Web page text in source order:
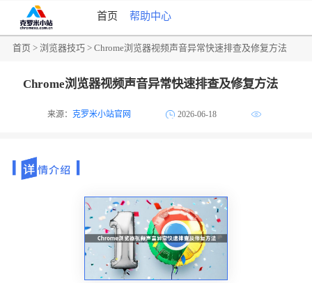
首页 帮助中心
首页 >浏览器技巧 > Chrome浏览器视频声音异常快速排查及修复方法
Chrome浏览器视频声音异常快速排查及修复方法
来源：克罗米小站官网 2026-06-18